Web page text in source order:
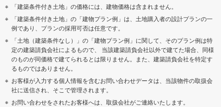
「建築条件付き土地」の価格には、建物価格は含まれません。
「建築条件付き土地」の「建物プラン例」は、土地購入者の設計プランの一
例であり、プランの採用可否は任意です。
「土地（建築条件なし）」の「建物プラン例」に関して、そのプラン例は特
定の建築請負会社によるもので、 当該建築請負会社以外で建てた場合、同様
のものが同価格で建てられるとは限りません。また、建築請負会社を特定す
るものではありません。
お客様が入力する個人情報を含むお問い合わせデータは、当該物件の取扱会
社に送信され、そこで管理されます。
お問い合わせをされたお客様へは、取扱会社がご連絡いたします。